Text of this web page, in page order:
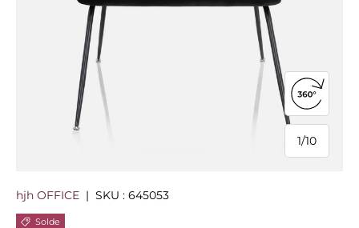
1/
de
10
Ouvrir la
hjh OFFICE | SKU : 645053
Solde